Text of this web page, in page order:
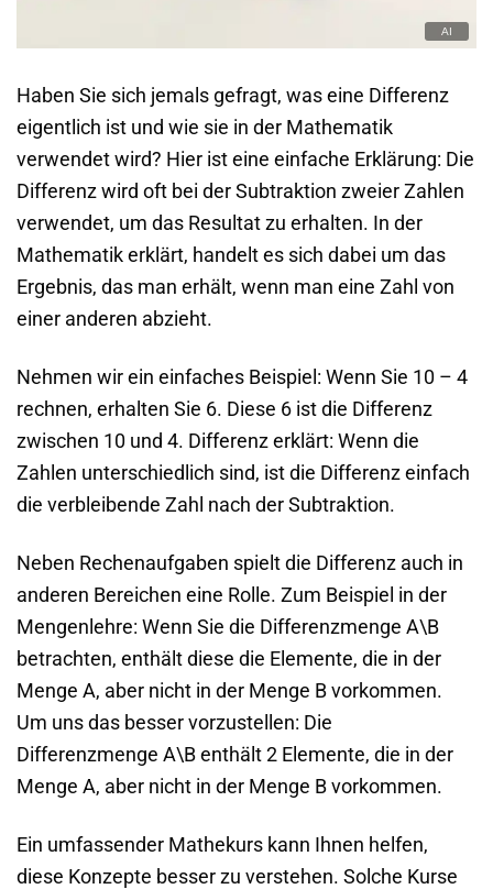
Haben Sie sich jemals gefragt, was eine Differenz
eigentlich ist und wie sie in der Mathematik
verwendet wird? Hier ist eine einfache Erklärung: Die
Differenz wird oft bei der Subtraktion zweier Zahlen
verwendet, um das Resultat zu erhalten. In der
Mathematik erklärt, handelt es sich dabei um das
Ergebnis, das man erhält, wenn man eine Zahl von
einer anderen abzieht.
Nehmen wir ein einfaches Beispiel: Wenn Sie 10 – 4
rechnen, erhalten Sie 6. Diese 6 ist die Differenz
zwischen 10 und 4. Differenz erklärt: Wenn die
Zahlen unterschiedlich sind, ist die Differenz einfach
die verbleibende Zahl nach der Subtraktion.
Neben Rechenaufgaben spielt die Differenz auch in
anderen Bereichen eine Rolle. Zum Beispiel in der
Mengenlehre: Wenn Sie die Differenzmenge A\B
betrachten, enthält diese die Elemente, die in der
Menge A, aber nicht in der Menge B vorkommen.
Um uns das besser vorzustellen: Die
Differenzmenge A\B enthält 2 Elemente, die in der
Menge A, aber nicht in der Menge B vorkommen.
Ein umfassender Mathekurs kann Ihnen helfen,
diese Konzepte besser zu verstehen. Solche Kurse